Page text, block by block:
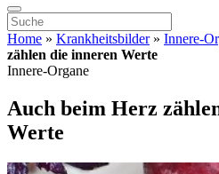
Home » Krankheitsbilder» Innere-
zählen die inneren Werte
Innere-Organe
Auch beim Herz
Werte